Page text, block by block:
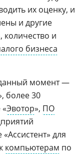
их оценку, и
и другие
количество и
бизнеса
момент —
более 30
Эвотор», ПО
для
компьютерам по